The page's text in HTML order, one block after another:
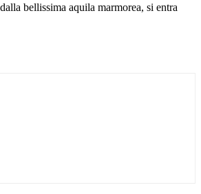
bellissima aquila marmorea, si entra